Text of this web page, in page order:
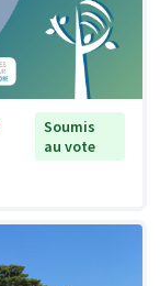
Soumis
au vote